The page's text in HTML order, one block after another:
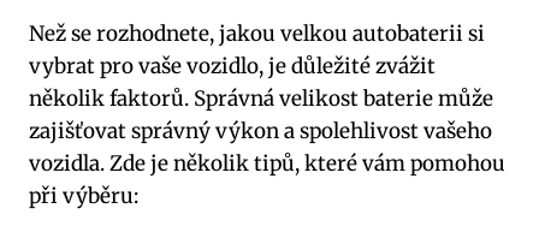
Než se​ rozhodnete, jakou velkou ‌autobaterii si
vybrat pro vaše vozidlo, ⁢je ⁢důležité zvážit
⁢několik faktorů. Správná⁤ velikost ⁣baterie může‍
zajišťovat správný ‌výkon a spolehlivost vašeho
vozidla. Zde je několik tipů,‌ které vám‍ pomohou
při výběru: